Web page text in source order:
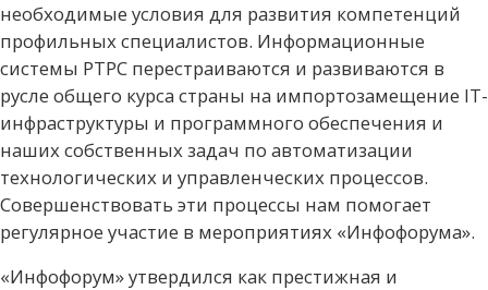
необходимые условия для развития компетенций
профильных специалистов. Информационные
системы РТРС перестраиваются и развиваются в
русле общего курса страны на импортозамещение IT-
инфраструктуры и программного обеспечения и
наших собственных задач по автоматизации
технологических и управленческих процессов.
Совершенствовать эти процессы нам помогает
регулярное участие в мероприятиях «Инфофорума».
«Инфофорум» утвердился как престижная и